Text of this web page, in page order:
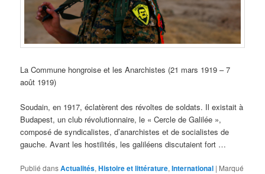
La Commune hongroise et les Anarchistes (21 mars 1919 – 7
août 1919)
Soudain, en 1917, éclatèrent des révoltes de soldats. Il existait à
Budapest, un club révolutionnaire, le « Cercle de Galilée »,
composé de syndicalistes, d’anarchistes et de socialistes de
gauche. Avant les hostilités, les galiléens discutaient fort …
Publié dansActualités,Histoire et littérature,International | Marqué